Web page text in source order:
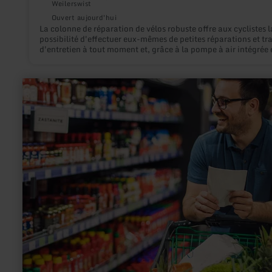
Weilerswist
Ouvert aujourd'hui
La colonne de réparation de vélos robuste offre aux cyclistes
possibilité d'effectuer eux-mêmes de petites réparations et
d'entretien à tout moment et, grâce à la pompe à air intégrée
en
savoir
plus
sur
Edeka
Thömmes
Gerolstein